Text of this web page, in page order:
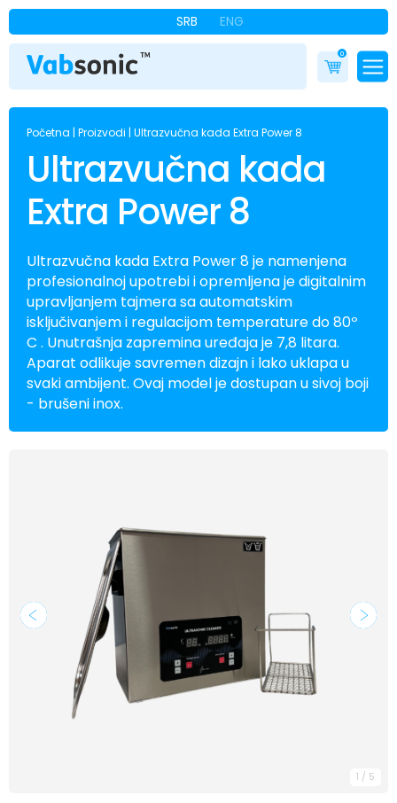
SRB ENG
0
Početna | Proizvodi | Ultrazvučna kada Extra Power 8
Ultrazvučna kada
Extra Power 8
Ultrazvučna kada Extra Power 8 je namenjena
profesionalnoj upotrebi i opremljena je digitalnim
upravljanjem tajmera sa automatskim
isključivanjem i regulacijom temperature do 80º
C . Unutrašnja zapremina uređaja je 7,8 litara.
Aparat odlikuje savremen dizajn i lako uklapa u
svaki ambijent. Ovaj model je dostupan u sivoj boji
- brušeni inox.
1 / 5